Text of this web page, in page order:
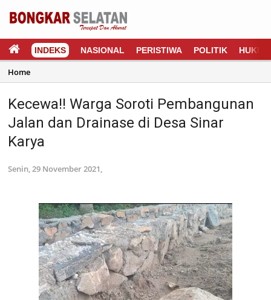
INDEKS NASIONAL PERISTIWA POLITIK HUKUM
Home
Kecewa!! Warga Soroti Pembangunan
Jalan dan Drainase di Desa Sinar
Karya
Senin, 29 November 2021,